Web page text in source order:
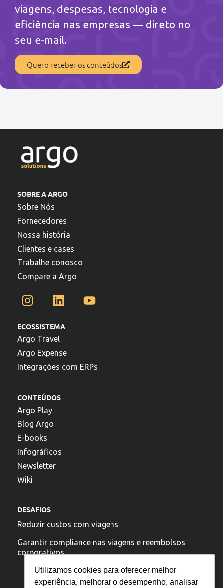
Utilizamos cookies para oferecer melhor
experiência, melhorar o desempenho, analisar
viagens, despesas, tecnologia e
eficiência nas empresas — direto no
seu e-mail.
Quero receber os conteúdos
SOBRE A ARGO
Sobre Nós
Fornecedores
Nossa história
Clientes e cases
Trabalhe conosco
Compare a Argo
ECOSSISTEMA
Argo Travel
Argo Expense
Integrações com ERPs
CONTEÚDOS
Argo Play
Blog Argo
E-books
Infográficos
Newsletter
Wiki
DESAFIOS
Reduzir custos com viagens
Garantir compliance nas viagens e reembolsos
corporativos